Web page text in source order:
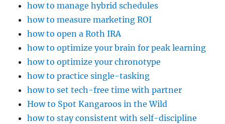
how to manage hybrid schedules
how to measure marketing ROI
how to open a Roth IRA
how to optimize your brain for peak learning
how to optimize your chronotype
how to practice single-tasking
how to set tech-free time with partner
How to Spot Kangaroos in the Wild
how to stay consistent with self-discipline